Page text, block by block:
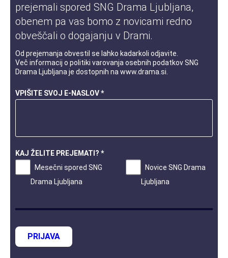
prejemali spored SNG Drama Ljubljana,
obenem pa vas bomo z novicami redno
obveščali o dogajanju v Drami.
Od prejemanja obvestil se lahko kadarkoli odjavite.
Več informacij o politiki varovanja osebnih podatkovSNG
Drama Ljubljana je dostopnih na www.drama.si
VPIŠITE SVOJ E-NASLOV *
KAJ ŽELITE PREJEMATI? *
Mesečni spored SNG
Drama Ljubljana
Novice SNG Drama
Ljubljana
PRIJAVA